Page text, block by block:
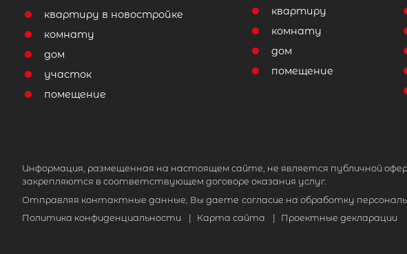
квартиру в новостройке
комнату
дом
участок
помещение
квартиру
комнату
дом
помещение
Информация, размещенная на настоящем сайте, не является публичной
закрепляются в соответствующем договоре оказания услуг.
Отправляя контактные данные, Вы даете согласие на обработку
Политика конфиденциальности
Карта сайта Проектные декларации